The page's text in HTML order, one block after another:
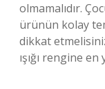
olmamalıdır.
ürünün kolay
dikkat
ışığı rengine